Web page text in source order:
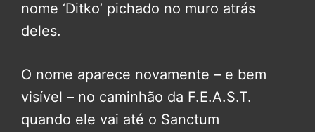
nome ‘Ditko’ pichado no muro atrás
deles.
O nome aparece novamente – e bem
visível – no caminhão da F.E.A.S.T.
quando ele vai até o Sanctum